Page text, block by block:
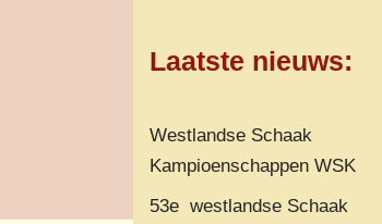
Laatste nieuws:
Westlandse Schaak
Kampioenschappen WSK
53e westlandse Schaak